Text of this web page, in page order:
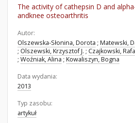
The activity of cathepsin D and
andknee osteoarthritis
Autor:
Olszewska-Słonina, Dorota ; Matewski,
; Olszewski, Krzysztof J. ; Czajkowski,
; Woźniak, Alina ; Kowaliszyn, Bogna
Data wydania:
2013
Typ zasobu:
artykuł